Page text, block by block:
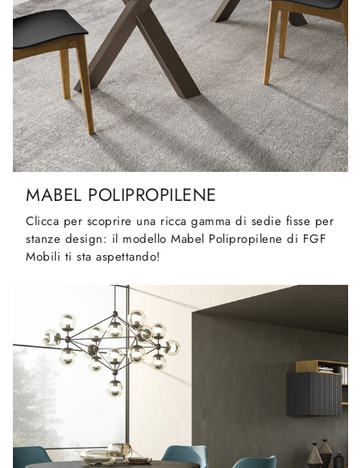
MABEL POLIPROPILENE
Clicca per scoprire una ricca gamma di sedie fisse per
stanze design: il modello Mabel Polipropilene di FGF
Mobili ti sta aspettando!